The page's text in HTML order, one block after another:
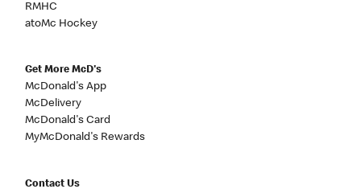
RMHC
atoMc Hockey
Get More McD's
McDonald's App
McDelivery
McDonald's Card
MyMcDonald's Rewards
Contact Us